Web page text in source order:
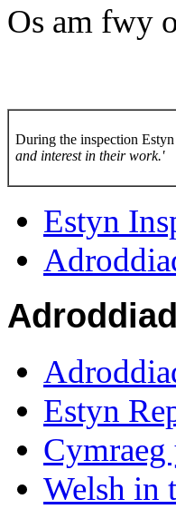
Os am fwy
During the inspection Estyn
and interest in their work.'
Estyn
Estyn
Welsh in